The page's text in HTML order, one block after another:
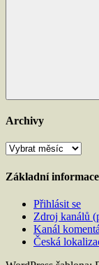
Archivy
Archivy
Základní informace
Přihlásit se
Zdroj kanálů
Kanál
Česká